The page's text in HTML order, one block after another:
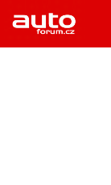
Home
Rubriky